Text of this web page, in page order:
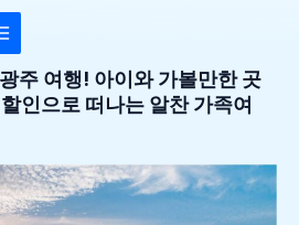
주 여행! 아이와 가볼만한 곳
인으로 떠나는 알찬 가족여